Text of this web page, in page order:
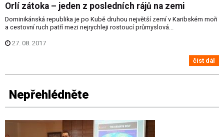
Orlí zátoka – jeden z posledních rájů na zemi
Dominikánská republika je po Kubě druhou největší zemí v Karibském moři
a cestovní ruch patří mezi nejrychleji rostoucí průmyslová...
27. 08. 2017
číst dál
Nepřehlédněte